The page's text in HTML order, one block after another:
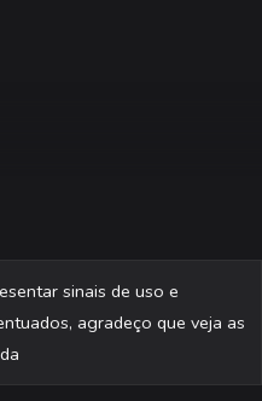
sinais de uso e
agradeço que veja as